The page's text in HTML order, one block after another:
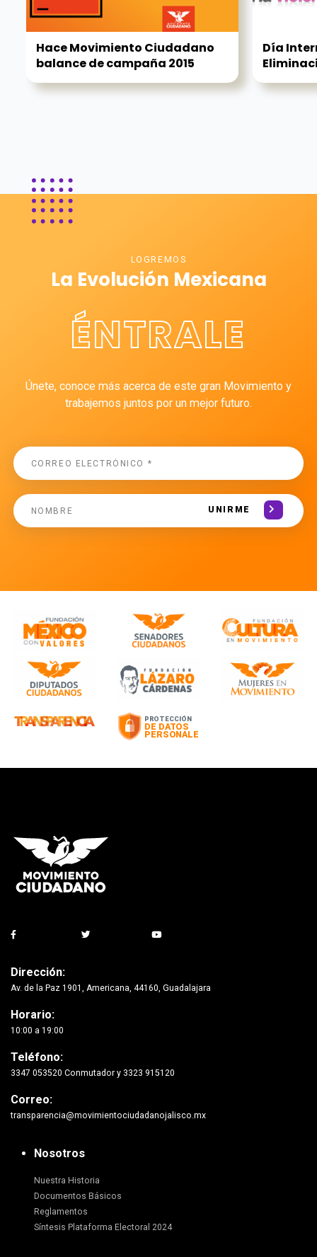
Hace Movimiento Ciudadano
balance de campaña 2015
Día
LOGREMOS
La Evolución Mexicana
ÉNTRALE
Únete, conoce más acerca de este gran Movimiento y
trabajemos juntos por un mejor futuro.
UNIRME
Dirección:
Av. de la Paz 1901, Americana, 44160, Guadalajara
Horario:
10:00 a 19:00
Teléfono:
3347 053520 Conmutador y 3323 915120
Correo:
transparencia@movimientociudadanojalisco.mx
Nosotros
Nuestra Historia
Documentos Básicos
Reglamentos
Síntesis Plataforma Electoral 2024